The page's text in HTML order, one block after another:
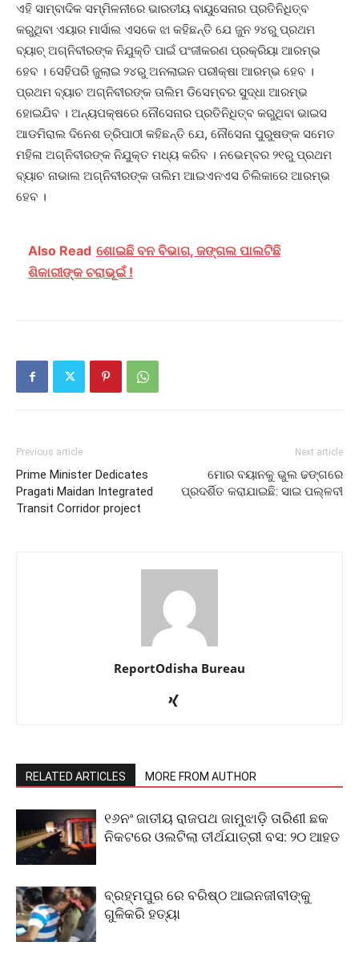
ଏହି ସାମ୍ବାଦିକ ସମ୍ମିଳନୀରେ ଭାରତୀୟ ବାୟୁସେନାର ପ୍ରତିନିଧିତ୍ବ
କରୁଥିବା ଏୟାର ମାର୍ସାଲ ଏସକେ ଝା କହିଛନ୍ତି ଯେ ଜୁନ ୨୪ରୁ ପ୍ରଥମ
ବ୍ୟାଚ୍ ଅଗ୍ନିବୀରଙ୍କ ନିଯୁକ୍ତି ପାଇଁ ପଂଜୀକରଣ ପ୍ରକ୍ରିୟା ଆରମ୍ଭ
ହେବ । ସେହିପରି ଜୁଲାଇ ୨୪ରୁ ଅନଲାଇନ ପରୀକ୍ଷା ଆରମ୍ଭ ହେବ ।
ପ୍ରଥମ ବ୍ୟାଚ ଅଗ୍ନିବୀରଙ୍କ ତାଲିମ ଡିସେମ୍ବର ସୁଦ୍ଧା ଆରମ୍ଭ
ହୋଇଯିବ । ଅନ୍ୟପକ୍ଷରେ ନୌସେନାର ପ୍ରତିନିଧିତ୍ବ କରୁଥିବା ଭାଇସ
ଆଡମିରାଲ ଦିନେଶ ତ୍ରିପାଠୀ କହିଛନ୍ତି ଯେ, ନୌସେନା ପୁରୁଷଙ୍କ ସମେତ
ମହିଳା ଅଗ୍ନିବୀରଙ୍କ ନିଯୁକ୍ତ ମଧ୍ୟ କରିବ । ନଭେମ୍ବର ୨୧ରୁ ପ୍ରଥମ
ବ୍ୟାଚ ନାଭାଲ ଅଗ୍ନିବୀରଙ୍କ ତାଲିମ ଆଇଏନଏସ ଚିଲିକାରେ ଆରମ୍ଭ
ହେବ ।
Also Read ଶୋଇଛି ବନ ବିଭାଗ, ଜଙ୍ଗଲ ପାଲଟିଛି
ଶିକାରୀଙ୍କ ଚରାଭୂଇଁ !
Previous article
Prime Minister Dedicates
Pragati Maidan Integrated
Transit Corridor project
Next article
ମୋର ବୟାନକୁ ଭୁଲ ଢଙ୍ଗରେ
ପ୍ରଦର୍ଶିତ କରାଯାଇଛି: ସାଇ ପଲ୍ଳବୀ
ReportOdisha Bureau
RELATED ARTICLES MORE FROM AUTHOR
୧୬ନଂ ଜାତୀୟ ରାଜପଥ ଜାମୁଝାଡ଼ି ତାରିଣୀ ଛକ
ନିକଟରେ ଓଲଟିଲା ତୀର୍ଥଯାତ୍ରୀ ବସ: ୨୦ ଆହତ
ବ୍ରହ୍ମପୁର ରେ ବରିଷ୍ଠ ଆଇନଜୀବୀଙ୍କୁ
ଗୁଳିକରି ହତ୍ୟା